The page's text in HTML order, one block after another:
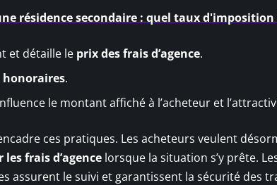
résidence secondaire : quel taux d'imposition
et détaille le prix des frais d’agence.
honoraires.
le montant affiché à l’acheteur et
ces pratiques. Les acheteurs veulent
les frais d’agence lorsque la situation s’y prête.
assurent le suivi et garantissent la sécurité des